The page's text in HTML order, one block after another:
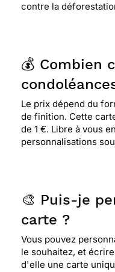
s'apaise,les
je pense, aider à
⭐⭐⭐⭐
Le 28/04/
représente bien se
texte. c'est
contre la
💰 Combien
Le prix dépend du
de finition. Cette
de 1 €. Libre à vous
personnalisations
🎨 Puis-je
carte ?
Vous pouvez
le souhaitez, et
d'elle une carte